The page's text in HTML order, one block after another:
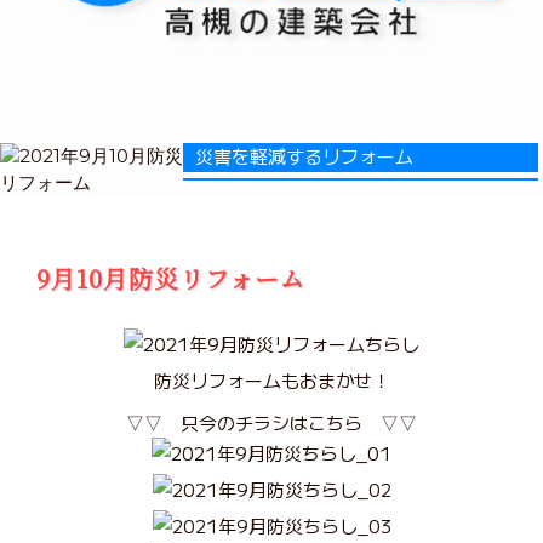
災害を軽減するリフォーム
9月10月防災リフォーム
防災リフォームもおまかせ！
▽▽ 只今のチラシはこちら ▽▽